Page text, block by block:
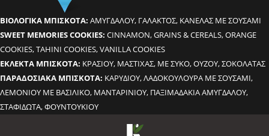
BΙΟΛΟΓΙΚΑ ΜΠΙΣΚΟΤΑ: ΑΜΥΓΔΑΛΟΥ, ΓΑΛΑΚΤΟΣ, ΚΑΝΕΛΑΣ ΜΕ ΣΟΥΣΑΜΙ
SWEET MEMORIES COOKIES: CINNAMON, GRAINS & CEREALS, ORANGE
COOKIES, TAHINI COOKIES, VANILLA COOKIES
ΕΚΛΕΚΤΑ ΜΠΙΣΚΟΤΑ: ΚΡΑΣΙΟΥ, ΜΑΣΤΙΧΑΣ, ΜΕ ΣΥΚΟ, ΟΥΖΟΥ, ΣΟΚΟΛΑΤΑΣ
ΠΑΡΑΔΟΣΙΑΚΑ ΜΠΙΣΚΟΤΑ: ΚΑΡΥΔΙΟΥ, ΛΑΔΟΚΟΥΛΟΥΡΑ ΜΕ ΣΟΥΣΑΜΙ,
ΛΕΜΟΝΙΟΥ ΜΕ ΒΑΣΙΛΙΚΟ, ΜΑΝΤΑΡΙΝΙΟΥ, ΠΑΞΙΜΑΔΑΚΙΑ ΑΜΥΓΔΑΛΟΥ,
ΣΤΑΦΙΔΩΤΑ, ΦΟΥΝΤΟΥΚΙΟΥ